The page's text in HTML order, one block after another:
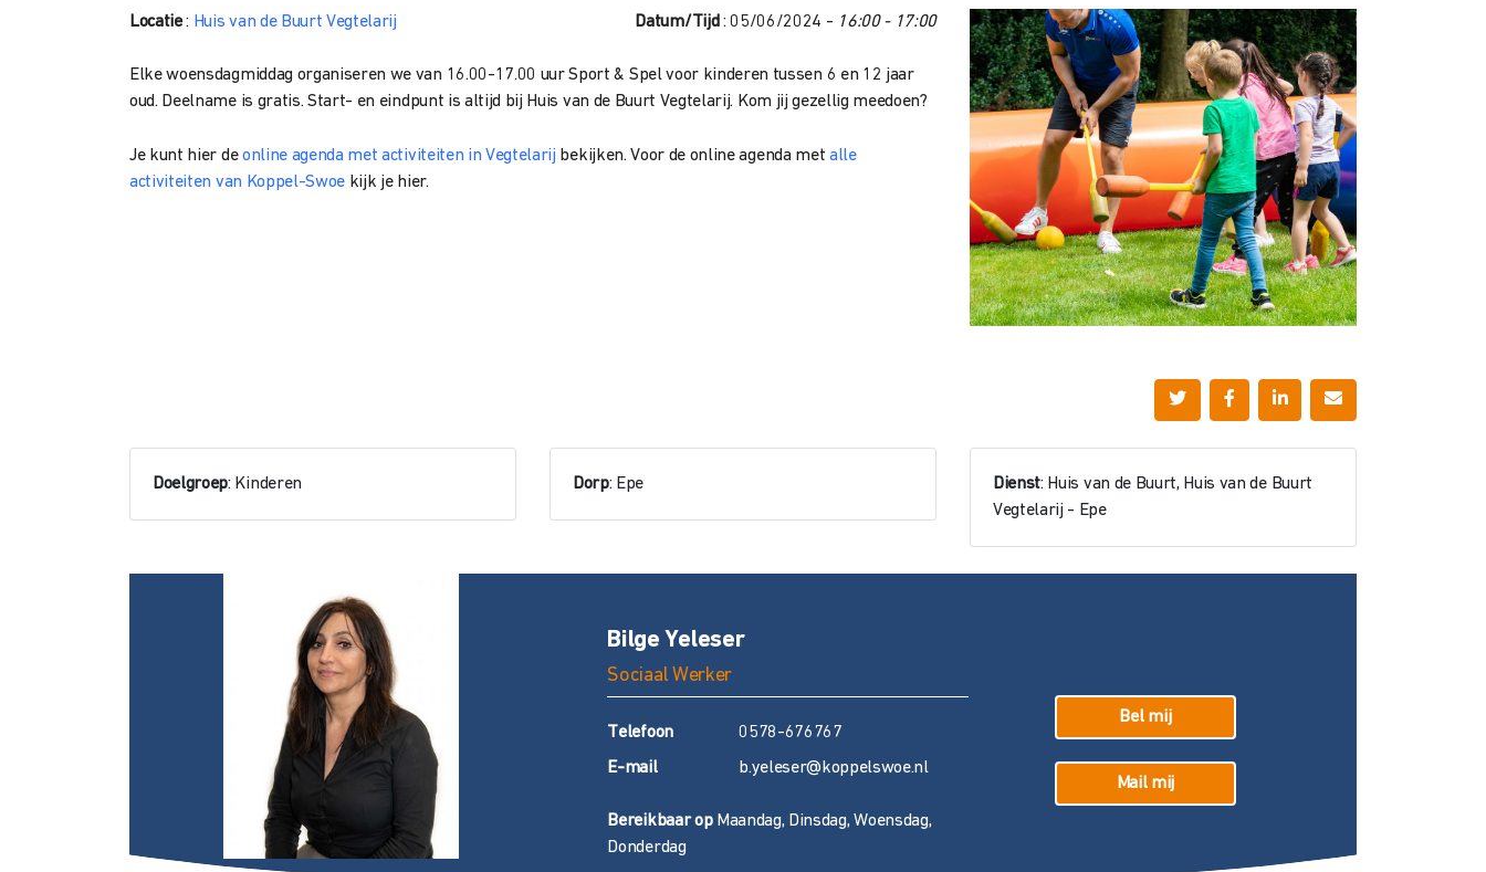
Locatie: Huis van de Buurt Vegtelarij Datum/Tijd : 05/06/2024 - 16:00 - 17:00
Elke woensdagmiddag organiseren we van 16.00-17.00 uur Sport & Spel voor kinderen tussen 6 en 12 jaar
oud. Deelname is gratis. Start- en eindpunt is altijd bij Huis van de Buurt Vegtelarij. Kom jij gezellig meedoen?
Je kunt hier deonline agenda met activiteiten in Vegtelarij bekijken. Voor de online agenda met alle
activiteiten van Koppel-Swoe kijk je hier.
Doelgroep: Kinderen Dorp: Epe Dienst: Huis van de Buurt, Huis van de Buurt
Vegtelarij - Epe
Bilge Yeleser
Sociaal Werker
Telefoon
0578-676767
E-mail b.yeleser@koppelswoe.nl
Bereikbaar opMaandag, Dinsdag, Woensdag,
Donderdag
Bel mij
Mail mij